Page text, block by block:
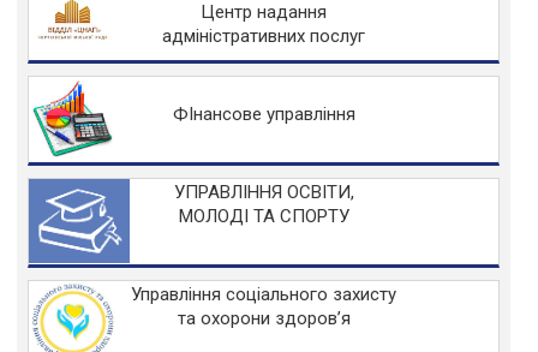
Центр надання
адміністративних послуг
ФІнансове управління
УПРАВЛІННЯ ОСВІТИ,
МОЛОДІ ТА СПОРТУ
Управління соціального захисту
та охорони здоров’я